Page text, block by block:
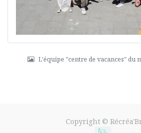
L'équipe "centre de vacances" du
Copyright ©